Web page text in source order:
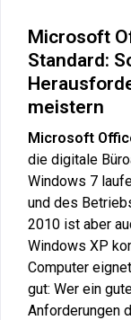
Microsoft
Standard:
meistern
Microsoft
die digitale
Windows 7
und des
2010 ist aber
Windows XP
Computer
gut: Wer ein
Anforderungen